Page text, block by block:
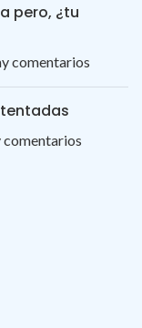
pero, ¿tu
comentarios
comentarios